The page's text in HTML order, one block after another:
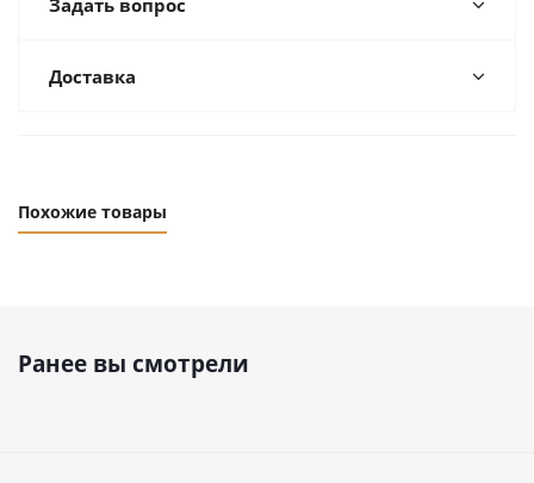
Задать вопрос
Доставка
Похожие товары
Ранее вы смотрели